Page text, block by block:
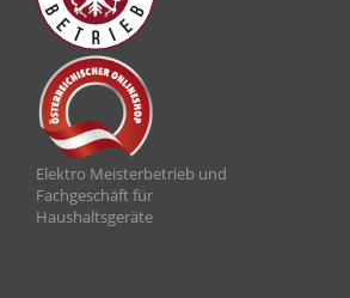
Elektro Meisterbetrieb und
Fachgeschäft für
Haushaltsgeräte